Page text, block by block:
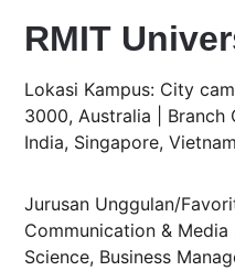
RMIT
Lokasi Kampus: City
3000, Australia | Branch
India, Singapore, Vietnam
Jurusan Unggulan/
Communication &
Science, Business